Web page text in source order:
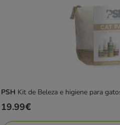
PSH Kit de Beleza e higiene para
Preço
19.99€
19.99€